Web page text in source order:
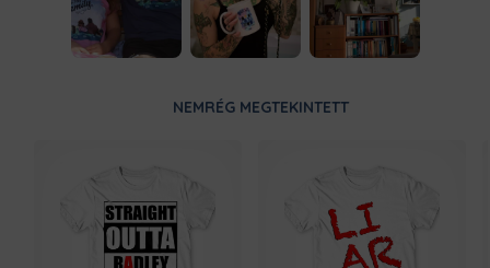
NEMRÉG MEGTEKINTETT